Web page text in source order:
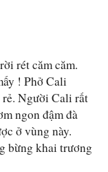
rét căm căm.
! Phở Cali
Người Cali rất
ngon đậm đà
ở vùng này.
bừng khai trương